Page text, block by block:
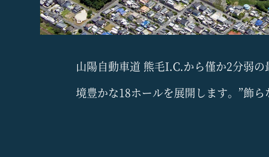
山陽自動車道 熊毛I.C.から僅か2分弱
境豊かな18ホールを展開します。”飾